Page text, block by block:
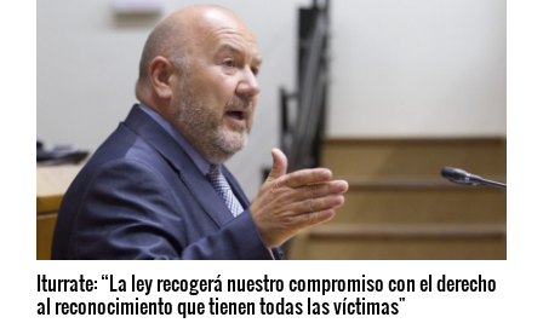
Iturrate: “La ley recogerá nuestro compromiso con el derecho
al reconocimiento que tienen todas las víctimas"